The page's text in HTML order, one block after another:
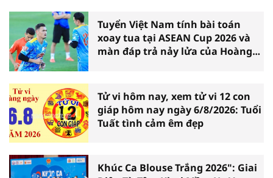
Tuyển Việt Nam tính bài toán
xoay tua tại ASEAN Cup 2026 và
màn đáp trả nảy lửa của Hoàng
Tử vi hôm nay, xem tử vi 12 con
giáp hôm nay ngày 6/8/2026: Tuổi
Tuất tình cảm êm đẹp
Khúc Ca Blouse Trắng 2026": Giai